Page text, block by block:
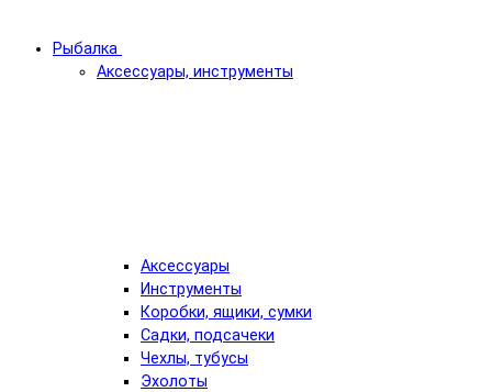
Рыбалка
Аксессуары, инструменты
Аксессуары
Инструменты
Коробки, ящики, сумки
Садки, подсачеки
Чехлы, тубусы
Эхолоты